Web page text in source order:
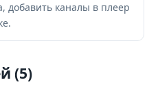
добавить каналы в плеер
(5)